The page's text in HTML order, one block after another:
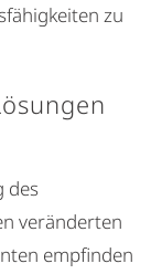
zu
des
veränderten
empfinden